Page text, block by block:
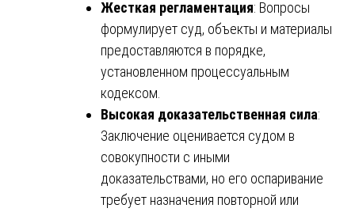
Жесткая регламентация: Вопросы
формулирует суд, объекты и материалы
предоставляются в порядке,
установленном процессуальным
кодексом.
Высокая доказательственная сила:
Заключение оценивается судом в
совокупности с иными
доказательствами, но его оспаривание
требует назначения повторной или